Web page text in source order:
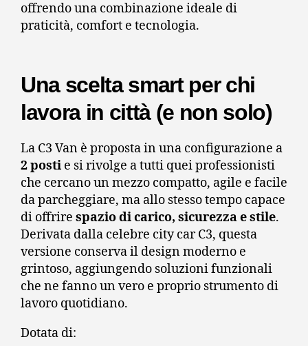
offrendo una combinazione ideale di
praticità, comfort e tecnologia.
Una scelta smart per chi
lavora in città (e non solo)
La C3 Van è proposta in una configurazione a
2 posti e si rivolge a tutti quei professionisti
che cercano un mezzo compatto, agile e facile
da parcheggiare, ma allo stesso tempo capace
di offrire spazio di carico, sicurezza e stile.
Derivata dalla celebre city car C3, questa
versione conserva il design moderno e
grintoso, aggiungendo soluzioni funzionali
che ne fanno un vero e proprio strumento di
lavoro quotidiano.
Dotata di: